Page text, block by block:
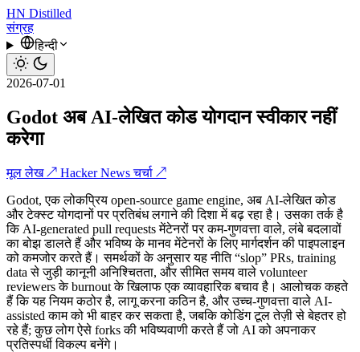
HN Distilled
संग्रह
हिन्दी
2026-07-01
Godot अब AI-लेखित कोड योगदान स्वीकार नहीं
करेगा
मूल लेख ↗ Hacker News चर्चा ↗
Godot, एक लोकप्रिय open-source game engine, अब AI-लेखित कोड
और टेक्स्ट योगदानों पर प्रतिबंध लगाने की दिशा में बढ़ रहा है। उसका तर्क है
कि AI-generated pull requests मेंटेनरों पर कम-गुणवत्ता वाले, लंबे बदलावों
का बोझ डालते हैं और भविष्य के मानव मेंटेनरों के लिए मार्गदर्शन की पाइपलाइन
को कमजोर करते हैं। समर्थकों के अनुसार यह नीति “slop” PRs, training
data से जुड़ी कानूनी अनिश्चितता, और सीमित समय वाले volunteer
reviewers के burnout के खिलाफ एक व्यावहारिक बचाव है। आलोचक कहते
हैं कि यह नियम कठोर है, लागू करना कठिन है, और उच्च-गुणवत्ता वाले AI-
assisted काम को भी बाहर कर सकता है, जबकि कोडिंग टूल तेज़ी से बेहतर हो
रहे हैं; कुछ लोग ऐसे forks की भविष्यवाणी करते हैं जो AI को अपनाकर
प्रतिस्पर्धी विकल्प बनेंगे।